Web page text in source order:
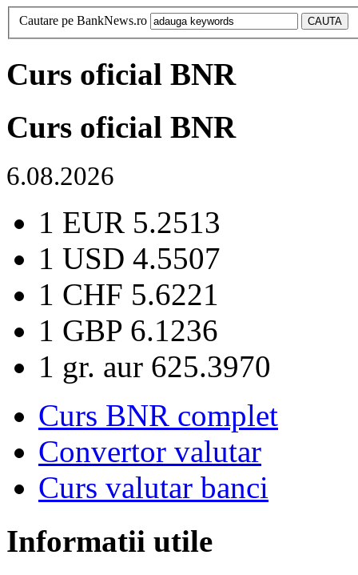
Cautare pe BankNews.ro
Curs oficial BNR
Curs oficial BNR
6.08.2026
1 EUR 5.2513
1 USD 4.5507
1 CHF 5.6221
1 GBP 6.1236
1 gr. aur 625.3970
Curs BNR complet
Convertor valutar
Curs valutar banci
Informatii utile